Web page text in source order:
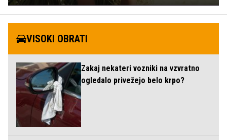
VISOKI OBRATI
Zakaj nekateri vozniki na vzvratno
ogledalo privežejo belo krpo?